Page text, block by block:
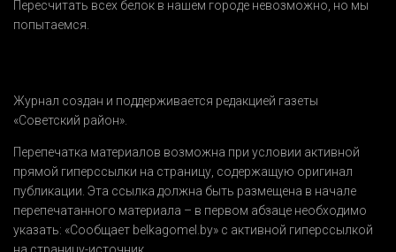
Пересчитать всех белок в нашем городе невозможно, но мы
попытаемся.
Журнал создан и поддерживается редакцией газеты
«Советский район».
Перепечатка материалов возможна при условии активной
прямой гиперссылки на страницу, содержащую оригинал
публикации. Эта ссылка должна быть размещена в начале
перепечатанного материала – в первом абзаце необходимо
указать: «Сообщает belkagomel.by» с активной гиперссылкой